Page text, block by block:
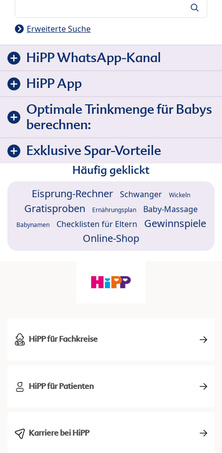
Erweiterte Suche
HiPP WhatsApp-Kanal
HiPP App
Optimale Trinkmenge für Babys
berechnen:
Exklusive Spar-Vorteile
Häufig geklickt
Eisprung-Rechner Schwanger Wickeln
Gratisproben Ernährungsplan Baby-Massage
Babynamen Checklisten für Eltern
Gewinnspiele
Online-Shop
HiPP für Fachkreise
HiPP für Patienten
Karriere bei HiPP